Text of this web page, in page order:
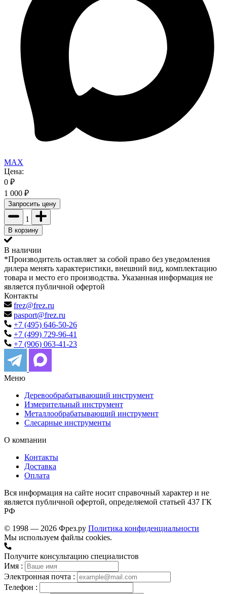
MAX
Цена:
0 ₽
1 000 ₽
Запросить цену
1
В корзину
В наличии
*Производитель оставляет за собой право без уведомления
дилера менять характеристики, внешний вид, комплектацию
товара и место его производства. Указанная информация не
является публичной офертой
Контакты
frez@frez.ru
pasport@frez.ru
+7 (495) 646-50-26
+7 (499) 729-96-41
+7 (906) 063-41-23
Меню
Деревообрабатывающий инструмент
Измерительный инструмент
Металлообрабатывающий инструмент
Слесарные инструменты
О компании
Контакты
Доставка
Оплата
Вся информация на сайте носит справочный характер и не
является публичной офертой, определяемой статьей 437 ГК
РФ
© 1998 — 2026 Фрез.ру Политика конфиденциальности
Мы используем файлы cookies.
Получите консультацию специалистов
Имя :
Электронная почта :
Телефон :